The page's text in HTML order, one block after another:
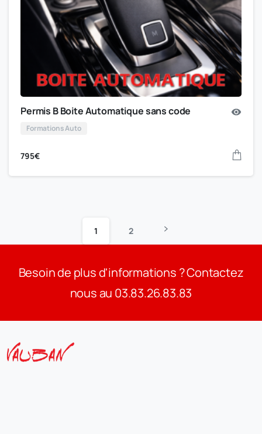
Permis B Boite Automatique sans code
Formations Auto
795€
1 2
Besoin de plus d'informations ? Contactez
nous au 03.83.26.83.83